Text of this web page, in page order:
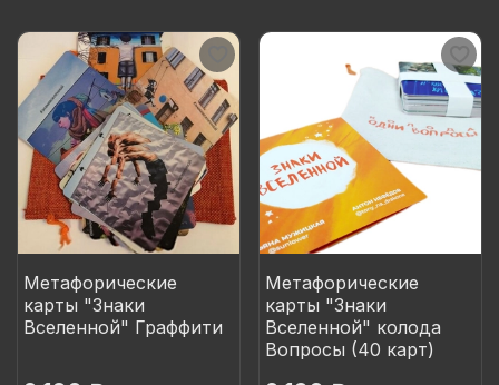
Метафорические
карты "Знаки
Вселенной" Граффити
Метафорические
карты "Знаки
Вселенной" колода
Вопросы (40 карт)